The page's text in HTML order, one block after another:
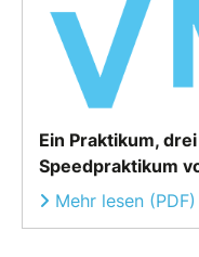
Ein Praktikum,
Speedpraktikum
Mehr lesen (PDF)